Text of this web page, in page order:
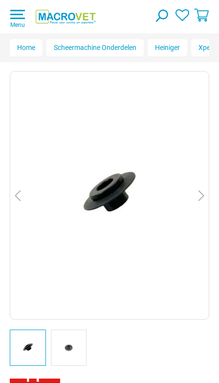
Menu
Home Scheermachine Onderdelen Heiniger